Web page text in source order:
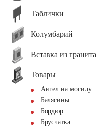
Таблички
Колумбарий
Вставка из гранита
Товары
Ангел на могилу
Балясины
Бордюр
Брусчатка